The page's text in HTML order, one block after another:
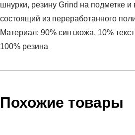
шнурки, резину Grind на подметке и
состоящий из переработанного
Материал: 90% синт.кожа, 10%
100% резина
Артикул:DH3160-001
Better Essential
Условия оплаты
высылает Вам менеджер.
Похожие товары